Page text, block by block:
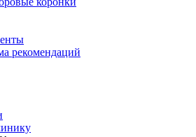
рекомендаций